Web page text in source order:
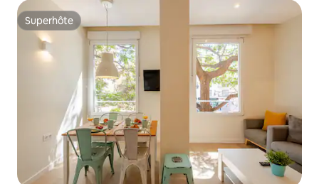
Superhôte
Superhôte